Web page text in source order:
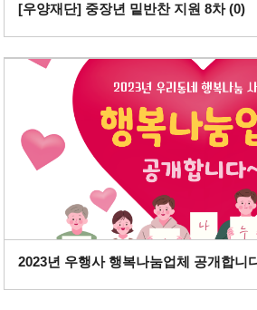
[우양재단] 중장년 밑반찬 지원 8차 (0)
2023년 우행사 행복나눔업체 공개합니